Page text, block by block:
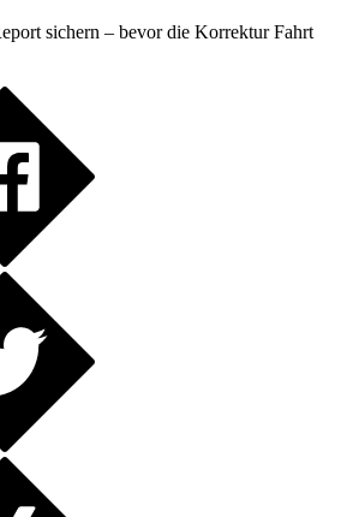
sichern – bevor die Korrektur Fahrt